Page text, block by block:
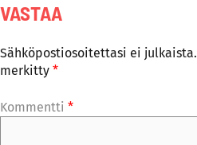
VASTAA
Sähköpostiosoitettasi ei julkaista.
merkitty *
Kommentti *